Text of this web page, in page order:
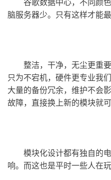
脑服务器少。只有这样才能
只为不宕机，硬件更专业我
大量的备份冗余，维护不会
故障，直接换上新的模块就
响。而这也是平时一些人在